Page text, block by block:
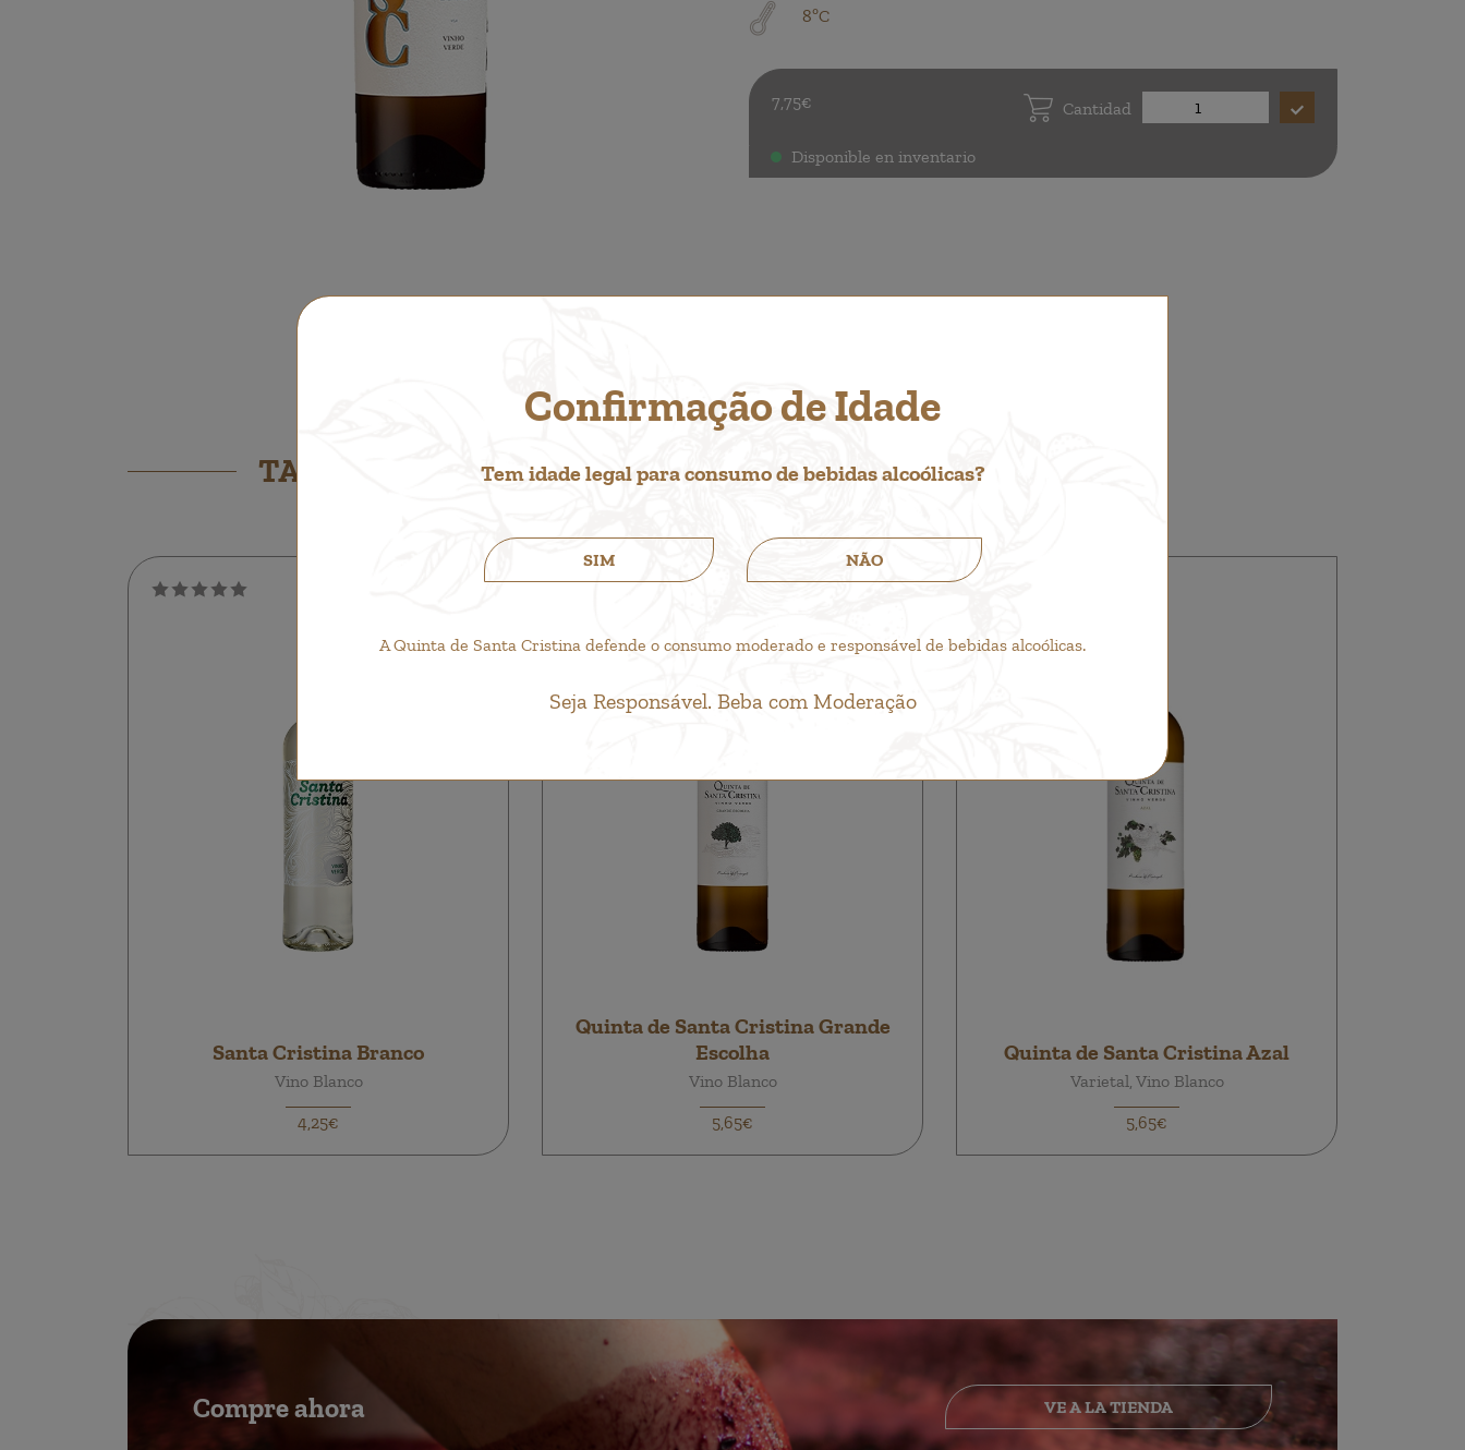
Confirmação de Idade
Tem idade legal para consumo de bebidas alcoólicas?
SIM NÃO
A Quinta de Santa Cristina defende o consumo moderado e responsável de bebidas alcoólicas.
Seja Responsável. Beba com Moderação
8ºC
7,75€ Cantidad
. Disponible en inventario
TAMBIÉN PODRÍA GUSTARTE...
Santa Cristina Branco
Vino Blanco
4,25€
Quinta de Santa Cristina Grande
Escolha
Vino Blanco
5,65€
Quinta de Santa Cristina Azal
Varietal, Vino Blanco
5,65€
Compre ahora VE A LA TIENDA